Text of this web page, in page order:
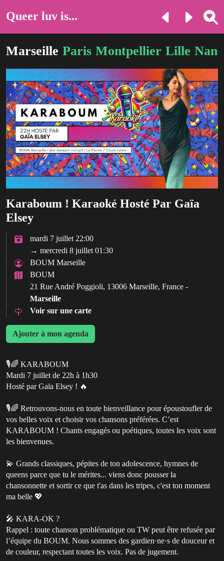
Queer luv is...
Marseille Paris Montpellier Lille
Karaboum ! Karaoké Hosté Par Gaïa
Elsey
mardi 7 juillet 22:00
→ mercredi 8 juillet 01:30
BOUM Marseille
BOUM
21 Rue André Poggioli, 13006 Marseille, France -
Marseille
Voir sur une carte
Ajouter à mon agenda
🎙️🌈 KARABOUM
Mardi 7 juillet de 22h à 1h30
Hosté par Gaïa Elsey ! 🔥
🎙️🌈 Retrouvons-nous en toute bienveillance pour époustoufler de
vos belles voix et choisir vos chansons préférées. C’est
KARABOUM ! Chants engagés ou poétiques, toutes les voix sont
les bienvenues.
💫 Grands classiques, pépites de ton adolescence, hymnes de
queens parce que tu le mérites... viens donc pousser la
chansonnette et sortir ce que t'as dans les tripes, c'est ton moment
ma belle 💖
🎤 KARA-OK ?
Rappel : toute chanson problématique ou TW peut être refusée par
l’équipe du BOUM. Nous sommes des gardien·ne·s de douceur et
de couleur, respectant toutes les voix. Pas de jugement.